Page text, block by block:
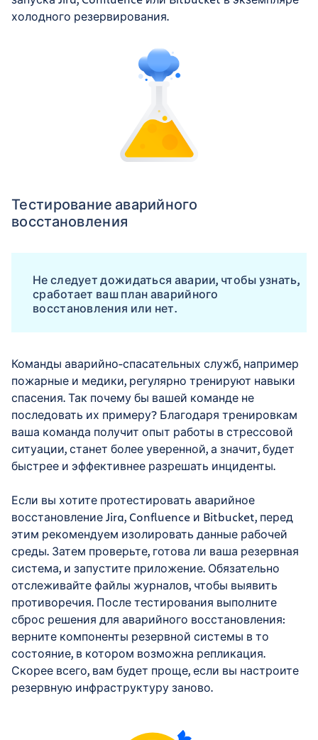
холодного резервирования.
Тестирование аварийного
восстановления
Не следует дожидаться аварии, чтобы узнать,
сработает ваш план аварийного
восстановления или нет.
Команды аварийно-спасательных служб, например
пожарные и медики, регулярно тренируют навыки
спасения. Так почему бы вашей команде не
последовать их примеру? Благодаря тренировкам
ваша команда получит опыт работы в стрессовой
ситуации, станет более уверенной, а значит, будет
быстрее и эффективнее разрешать инциденты.
Если вы хотите протестировать аварийное
восстановление Jira, Confluence и Bitbucket, перед
этим рекомендуем изолировать данные рабочей
среды. Затем проверьте, готова ли ваша резервная
система, и запустите приложение. Обязательно
отслеживайте файлы журналов, чтобы выявить
противоречия. После тестирования выполните
сброс решения для аварийного восстановления:
верните компоненты резервной системы в то
состояние, в котором возможна репликация.
Скорее всего, вам будет проще, если вы настроите
резервную инфраструктуру заново.